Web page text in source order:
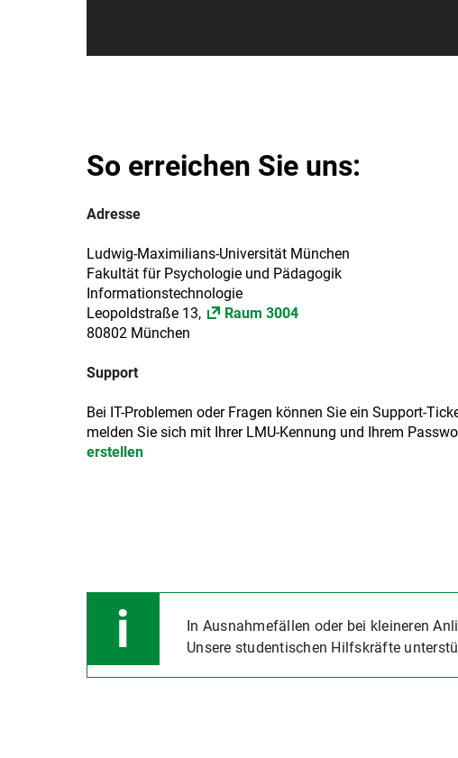
So erreichen Sie uns:
Adresse
Ludwig-Maximilians-Universität München
Fakultät für Psychologie und Pädagogik
Informationstechnologie
Leopoldstraße 13,
Raum 3004
80802 München
Support
Bei IT-Problemen oder Fragen können Sie ein Support-
melden Sie sich mit Ihrer LMU-Kennung und Ihrem
erstellen
In Ausnahmefällen oder bei kleineren
Unsere studentischen Hilfskräfte